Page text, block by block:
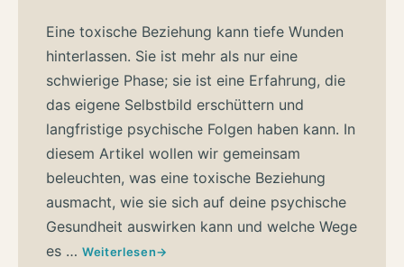
Eine toxische Beziehung kann tiefe Wunden
hinterlassen. Sie ist mehr als nur eine
schwierige Phase; sie ist eine Erfahrung, die
das eigene Selbstbild erschüttern und
langfristige psychische Folgen haben kann. In
diesem Artikel wollen wir gemeinsam
beleuchten, was eine toxische Beziehung
ausmacht, wie sie sich auf deine psychische
Gesundheit auswirken kann und welche Wege
es … Weiterlesen